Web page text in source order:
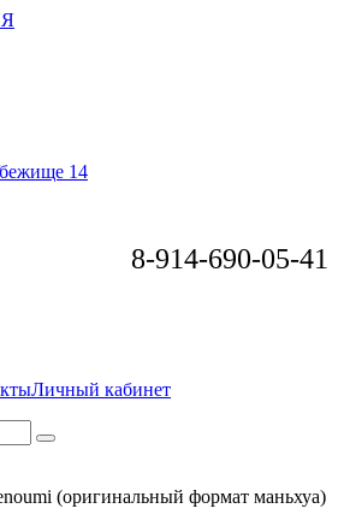
8-914-690-05-41
Личный кабинет
(оригинальный формат маньхуа)